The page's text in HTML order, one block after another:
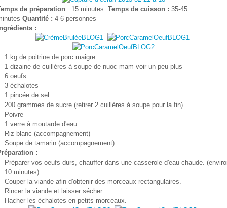
de préparation : 15 minutes Temps de cuisson : 35-45
Quantité : 4-6 personnes
:
1 kg de poitrine de porc maigre
1 dizaine de cuillères à soupe de nuoc mam voir un peu plus
6 oeufs
3 échalotes
1 pincée de sel
200 grammes de sucre (retirer 2 cuillères à soupe pour la fin)
Poivre
1 verre à moutarde d'eau
Riz blanc (accompagnement)
Soupe de tamarin (accompagnement)
:
Préparer vos oeufs durs, chauffer dans une casserole d'eau chaude.
10 minutes)
Couper la viande afin d'obtenir des morceaux rectangulaires.
Rincer la viande et laisser sécher.
Hacher les échalotes en petits morceaux.